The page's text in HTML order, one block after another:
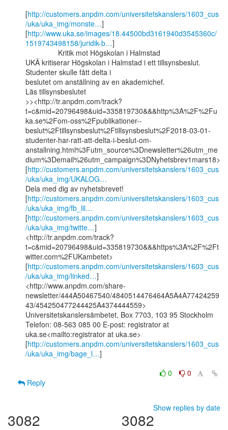
[http://customers.anpdm.com/universitetskanslers/1603_cus
/uka/uka_img/monste…]
[http://www.uka.se/images/18.44500bd3161940d3545360c/
1519743498158/juridik-b…]
UKÄ kritiserar Högskolan i Halmstad i ett tillsynsbeslut.
Studenter skulle fått delta i
beslutet om anställning av en akademichef.
Läs tillsynsbeslutet
>><http://tr.anpdm.com/track?
t=c&mid=20796498&uid=335819730&&&http%3A%2F%2Fu
ka.se%2Fom-oss%2Fpublikationer--
beslut%2Ftillsynsbeslut%2Ftillsynsbeslut%2F2018-03-01-
studenter-har-ratt-att-delta-i-beslut-om-
anstallning.html%3Futm_source%3Dnewsletter%26utm_me
dium%3Demail%26utm_campaign%3DNyhetsbrev1mars18>
[http://customers.anpdm.com/universitetskanslers/1603_cus
/uka/uka_img/UKALOG…
Dela med dig av nyhetsbrevet!
[http://customers.anpdm.com/universitetskanslers/1603_cus
/uka/uka_img/fb_lil…
[http://customers.anpdm.com/universitetskanslers/1603_cus
/uka/uka_img/twitte…]
<http://tr.anpdm.com/track?
t=c&mid=20796498&uid=335819730&&&https%3A%2F%2Ft
witter.com%2FUKambetet>
[http://customers.anpdm.com/universitetskanslers/1603_cus
/uka/uka_img/linked…]
<http://www.anpdm.com/share-
newsletter/444A50467540/4840514476464A5A4A77424259
43/454250477244425A4374444559>
Universitetskanslersämbetet, Box 7703, 103 95 Stockholm
Telefon: 08-563 085 00 E-post: registrator at
uka.se<mailto:registrator at uka.se>
[http://customers.anpdm.com/universitetskanslers/1603_cus
/uka/uka_img/bage_l…]
0
0
Reply
Show replies by date
3082 3082